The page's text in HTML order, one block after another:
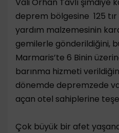
deprem bölgesine 125
yardım malzemesinin
gemilerle gönderildiğini,
Marmaris’te 6 Binin
barınma hizmeti
dönemde depremzede
açan otel sahiplerine
Çok büyük bir afet